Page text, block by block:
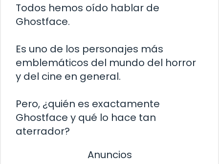
Todos hemos oído hablar de
Ghostface.
Es uno de los personajes más
emblemáticos del mundo del horror
y del cine en general.
Pero, ¿quién es exactamente
Ghostface y qué lo hace tan
aterrador?
Anuncios